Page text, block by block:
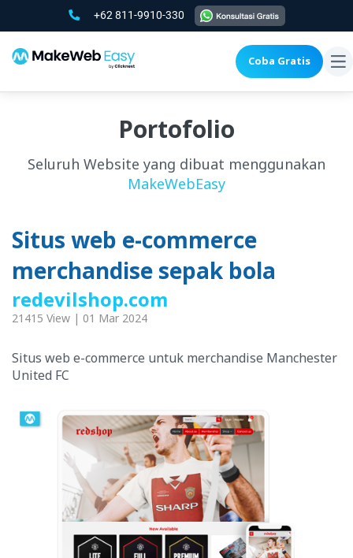
+62 811-9910-330
Coba Gratis
Portofolio
Seluruh Website yang dibuat menggunakan
MakeWebEasy
Situs web e-commerce
merchandise sepak bola
redevilshop.com
21415 View | 01 Mar 2024
Situs web e-commerce untuk merchandise Manchester
United FC